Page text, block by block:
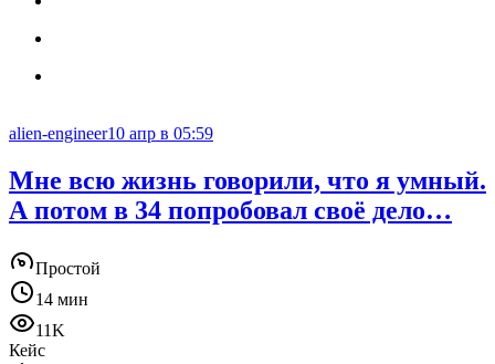
alien-engineer10 апр в 05:59
Мне всю жизнь говорили, что я умный.
А потом в 34 попробовал своё дело…
Простой
14 мин
11K
Кейс